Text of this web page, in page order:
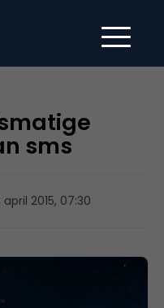
sms
april 2015, 07:30